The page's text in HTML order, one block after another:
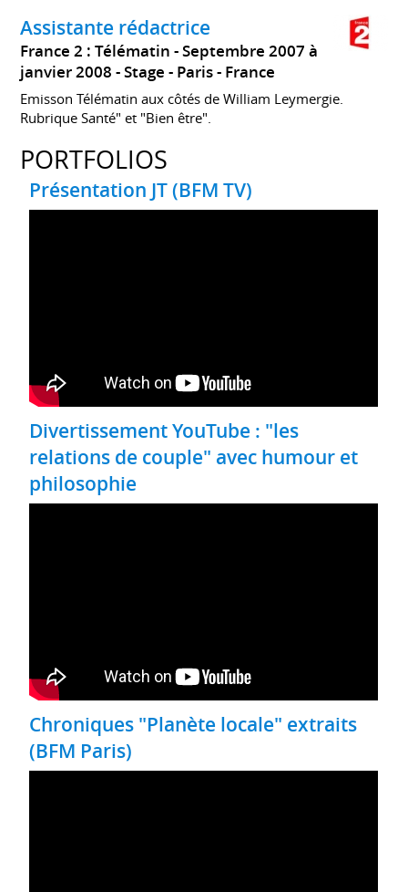
Assistante rédactrice
France 2 : Télématin
Septembre 2007 à
janvier 2008 Stage Paris France
Emisson Télématin aux côtés de William Leymergie.
Rubrique Santé" et "Bien être".
PORTFOLIOS
Présentation JT (BFM TV)
Divertissement YouTube : "les
relations de couple" avec humour et
philosophie
Chroniques "Planète locale" extraits
(BFM Paris)